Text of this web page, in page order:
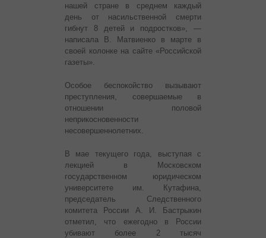
нашей стране в среднем каждый
день от насильственной смерти
гибнут 8 детей и подростков», —
написала В. Матвиенко в марте в
своей колонке на сайте «Российской
газеты».
Особое беспокойство вызывают
преступления, совершаемые в
отношении половой
неприкосновенности
несовершеннолетних.
В мае текущего года, выступая с
лекцией в Московском
государственном юридическом
университете им. Кутафина,
председатель Следственного
комитета России А. И. Бастрыкин
отметил, что ежегодно в России
убивают более 2 тысяч